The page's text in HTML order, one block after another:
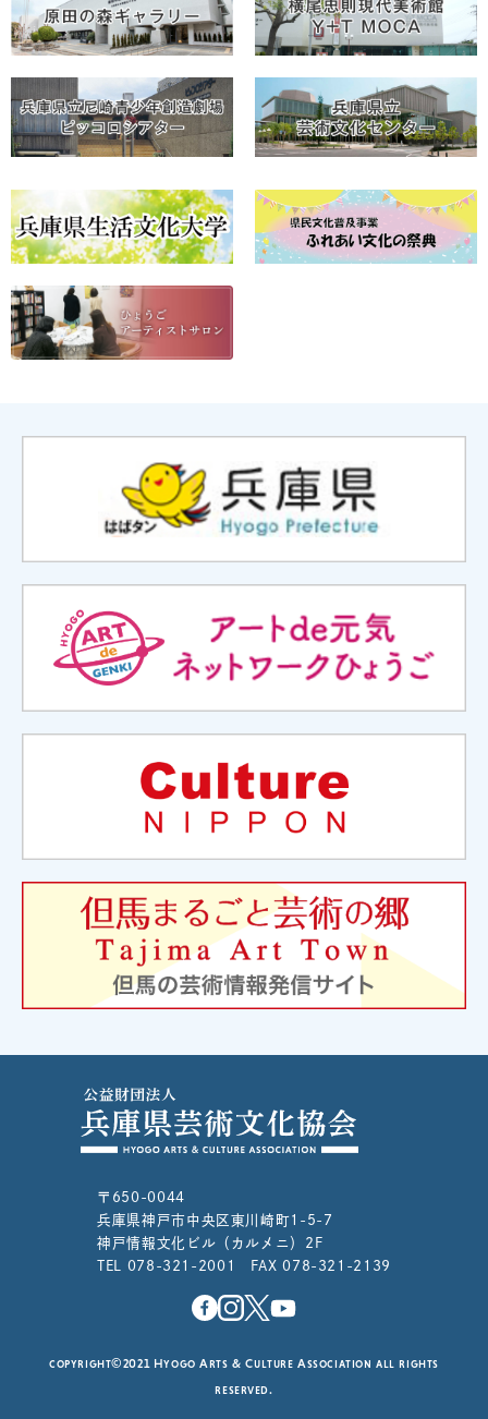
〒650-0044
兵庫県神戸市中央区東川崎町1-5-7
神戸情報文化ビル（カルメニ）2F
TEL 078-321-2001 FAX 078-321-2139
copyright©2021 Hyogo Arts & Culture Association all rights
reserved.